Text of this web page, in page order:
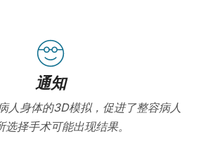
通知
人身体的3D模拟，促进了整容病人
选择手术可能出现结果。